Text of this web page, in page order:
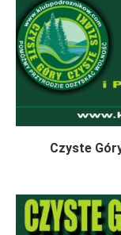
Czyste